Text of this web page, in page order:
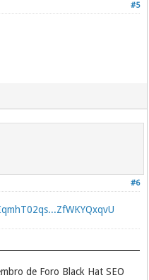
#5
#6
de Foro Black Hat SEO